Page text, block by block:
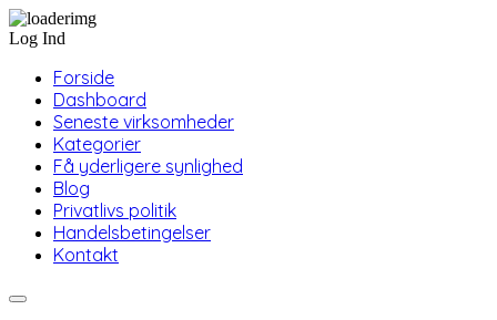
Log Ind
Forside
Dashboard
Seneste virksomheder
Kategorier
Få yderligere synlighed
Blog
Privatlivs politik
Handelsbetingelser
Kontakt